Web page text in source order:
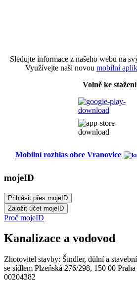
Sledujte informace z našeho webu na
Využívejte naši novou mobilní
Volně ke
Mobilní rozhlas obce Vranovice
mojeID
Proč mojeID
Kanalizace a vodovod
Zhotovitel stavby: Šindler, důlní a
se sídlem Plzeňská 276/298, 150 00
00204382